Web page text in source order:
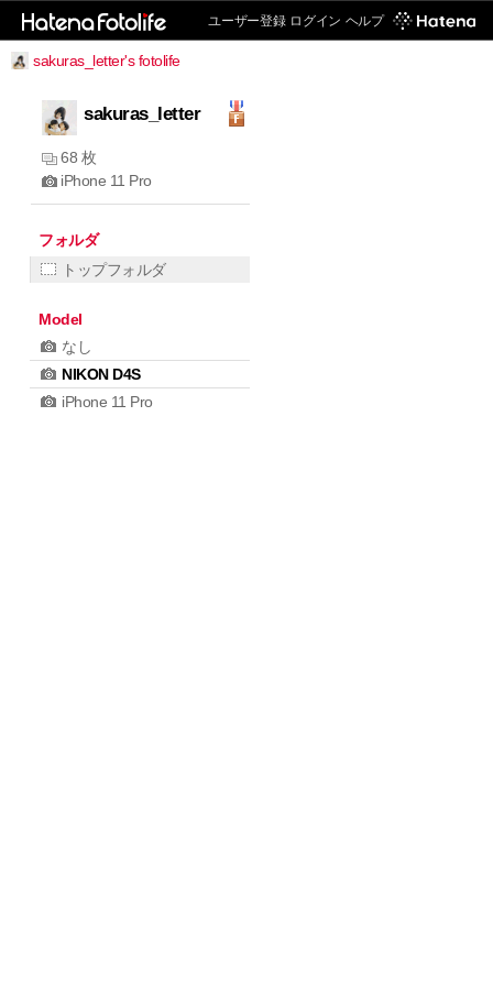
ユーザー登録 ログイン ヘルプ
sakuras_letter's fotolife
sakuras_letter
68 枚
iPhone 11 Pro
フォルダ
トップフォルダ
Model
なし
NIKON D4S
iPhone 11 Pro